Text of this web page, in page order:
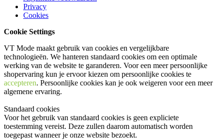
Privacy
Cookies
Cookie Settings
VT Mode maakt gebruik van cookies en vergelijkbare
technologieën. We hanteren standaard cookies om een optimale
werking van de website te garanderen. Voor een meer persoonlijke
shopervaring kun je ervoor kiezen om persoonlijke cookies te
accepteren. Persoonlijke cookies kan je ook weigeren voor een meer
algemene ervaring.
Standaard cookies
Voor het gebruik van standaard cookies is geen expliciete
toestemming vereist. Deze zullen daarom automatisch worden
toegepast wanneer je onze website bezoekt.